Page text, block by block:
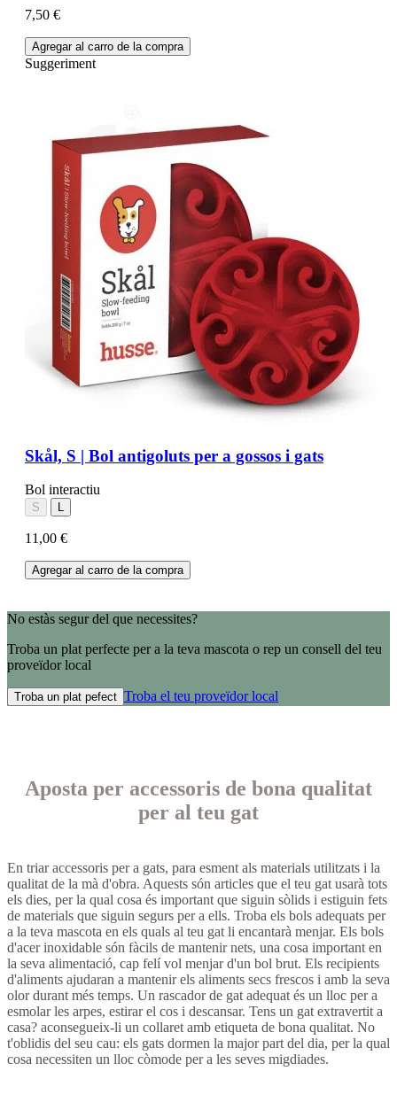
7,50 €
Agregar al carro de la compra
Suggeriment
Skål, S | Bol antigoluts per a gossos i gats
Bol interactiu
S L
11,00 €
Agregar al carro de la compra
No estàs segur del que necessites?
Troba un plat perfecte per a la teva mascota o rep un consell del teu
proveïdor local
Troba un plat pefect Troba el teu proveïdor local
Aposta per accessoris de bona qualitat
per al teu gat
En triar accessoris per a gats, para esment als materials utilitzats i la
qualitat de la mà d'obra. Aquests són articles que el teu gat usarà tots
els dies, per la qual cosa és important que siguin sòlids i estiguin fets
de materials que siguin segurs per a ells. Troba els bols adequats per
a la teva mascota en els quals al teu gat li encantarà menjar. Els bols
d'acer inoxidable són fàcils de mantenir nets, una cosa important en
la seva alimentació, cap felí vol menjar d'un bol brut. Els recipients
d'aliments ajudaran a mantenir els aliments secs frescos i amb la seva
olor durant més temps. Un rascador de gat adequat és un lloc per a
esmolar les arpes, estirar el cos i descansar. Tens un gat extravertit a
casa? aconsegueix-li un collaret amb etiqueta de bona qualitat. No
t'oblidis del seu cau: els gats dormen la major part del dia, per la qual
cosa necessiten un lloc còmode per a les seves migdiades.